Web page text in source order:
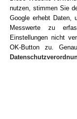
Aber genau diesen
aber demnach...aber
Liebende
Ich persönlich finde
nutzen, stimmen Sie
Google erhebt Daten,
Messwerte zu
Einstellungen nicht
OK-Button zu.